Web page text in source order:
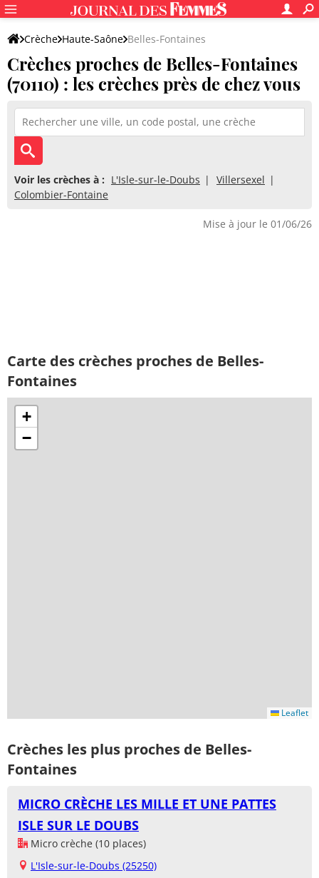
Crèche Haute-Saône Belles-Fontaines
Crèches proches de Belles-Fontaines
(70110) : les crèches près de chez vous
Voir les crèches à : L'Isle-sur-le-Doubs
Villersexel
Colombier-Fontaine
Mise à jour le 01/06/26
Carte des crèches proches de Belles-
Fontaines
+
−
Leaflet
Crèches les plus proches de Belles-
Fontaines
MICRO CRÈCHE LES MILLE ET UNE PATTES
ISLE SUR LE DOUBS
Micro crèche (10 places)
L'Isle-sur-le-Doubs (25250)